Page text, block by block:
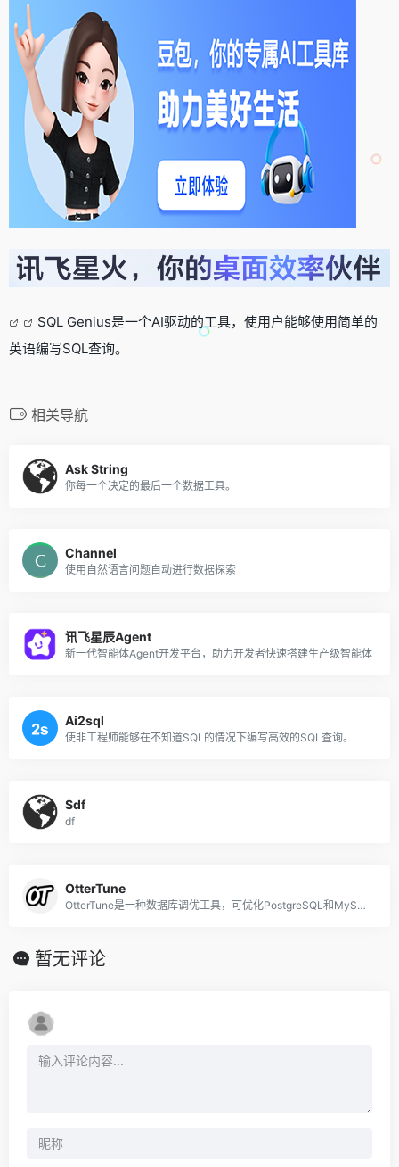
SQL Genius是一个AI驱动的工具，使用户能够使用简单的
英语编写SQL查询。
相关导航
Ask String
你每一个决定的最后一个数据工具。
Channel
使用自然语言问题自动进行数据探索
讯飞星辰Agent
新一代智能体Agent开发平台，助力开发者快速搭建生产级智能体
Ai2sql
使非工程师能够在不知道SQL的情况下编写高效的SQL查询。
Sdf
df
OtterTune
OtterTune是一种数据库调优工具，可优化PostgreSQL和MySQL数据库的性能并降低成本。
暂无评论